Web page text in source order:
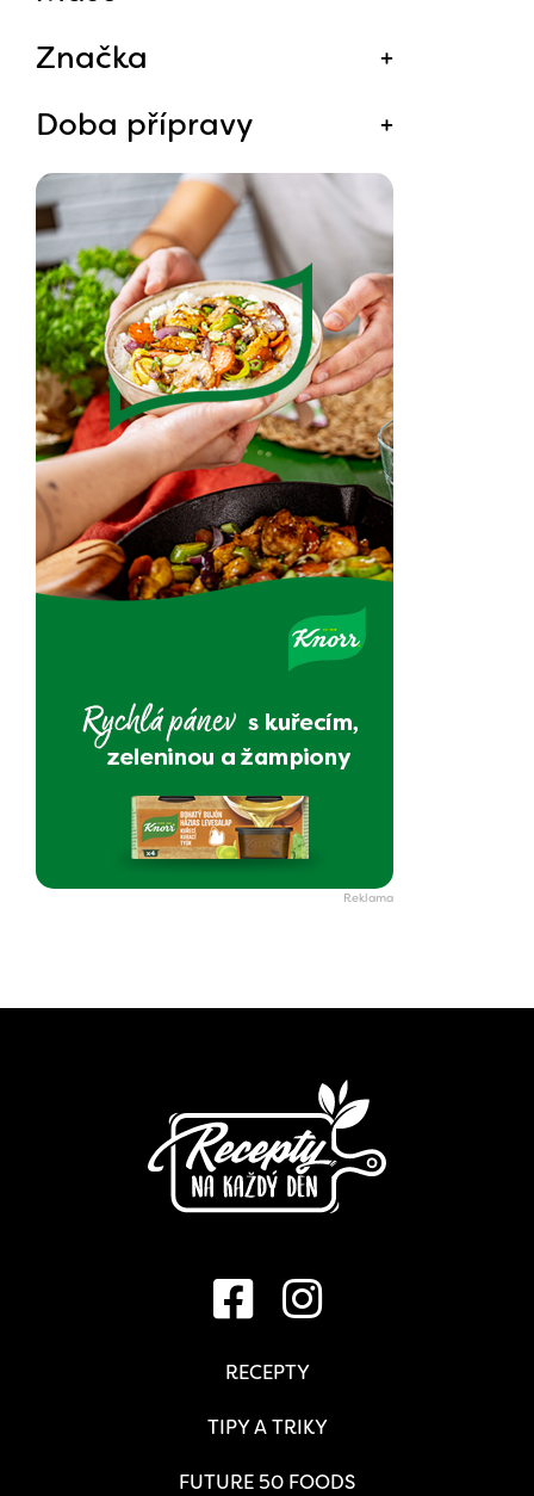
Značka
Doba přípravy
RECEPTY
TIPY A TRIKY
FUTURE 50 FOODS